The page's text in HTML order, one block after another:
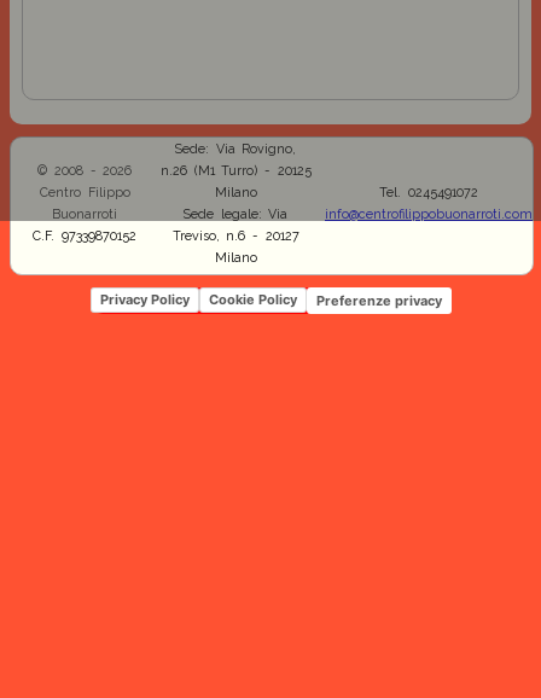
© 2008 - 2026
Centro Filippo
Buonarroti
C.F. 97339870152
Sede: Via Rovigno,
n.26 (M1 Turro) - 20125
Milano
Sede legale: Via
Treviso, n.6 - 20127
Milano
Tel. 0245491072
info@centrofilippobuonarroti.com
Privacy Policy Cookie Policy Preferenze privacy